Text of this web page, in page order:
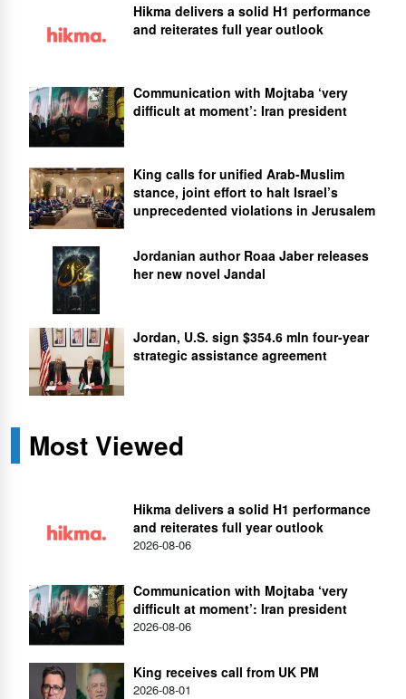
Hikma delivers a solid H1 performance
and reiterates full year outlook
Communication with Mojtaba ‘very
difficult at moment’: Iran president
King calls for unified Arab-Muslim
stance, joint effort to halt Israel’s
unprecedented violations in Jerusalem
Jordanian author Roaa Jaber releases
her new novel Jandal
Jordan, U.S. sign $354.6 mln four-year
strategic assistance agreement
Most Viewed
Hikma delivers a solid H1 performance
and reiterates full year outlook
2026-08-06
Communication with Mojtaba ‘very
difficult at moment’: Iran president
2026-08-06
King receives call from UK PM
2026-08-01